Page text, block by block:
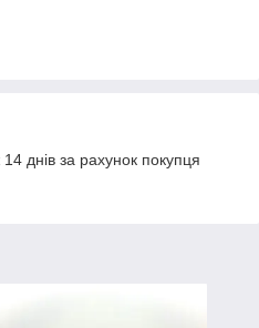
днів за рахунок покупця